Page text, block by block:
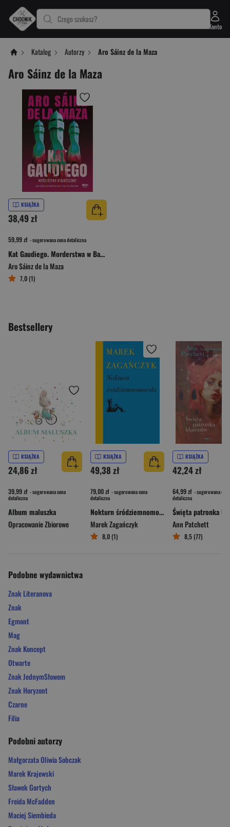
Czego szukasz?
Konto
Katalog Autorzy Aro Sáinz de la Maza
Aro Sáinz de la Maza
KSIĄŻKA
38,49 zł
59,99 zł - sugerowana cena detaliczna
Kat Gaudiego. Morderstwa w Barcelonie
Aro Sáinz de la Maza
7,0 (1)
Bestsellery
KSIĄŻKA
24,86 zł
39,99 zł - sugerowana cena
detaliczna
Album maluszka
Opracowanie Zbiorowe
KSIĄŻKA
49,38 zł
79,00 zł - sugerowana cena
detaliczna
Nokturn śródziemnomorski
Marek Zagańczyk
8,0 (1)
KSIĄŻKA
42,24 zł
64,99 zł - sugerowana cena
detaliczna
Ann Patchett
8,5 (77)
Podobne wydawnictwa
Znak Literanova
Znak
Egmont
Mag
Znak Koncept
Otwarte
Znak JednymSłowem
Znak Horyzont
Czarne
Filia
Podobni autorzy
Małgorzata Oliwia Sobczak
Marek Krajewski
Sławek Gortych
Freida McFadden
Maciej Siembieda